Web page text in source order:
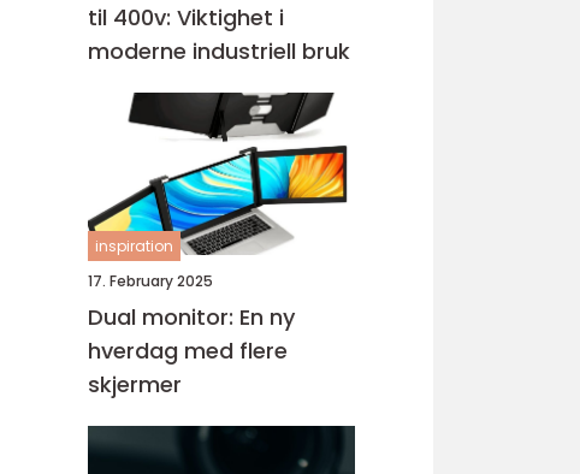
til 400v: Viktighet i
moderne industriell bruk
inspiration
17. February 2025
Dual monitor: En ny
hverdag med flere
skjermer